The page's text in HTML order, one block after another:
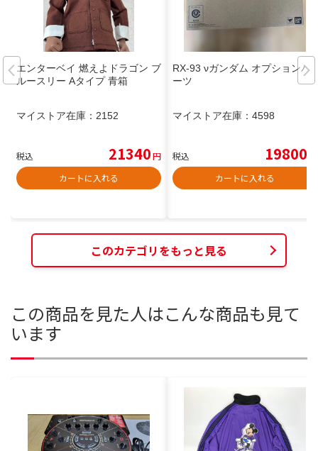
エンターベイ 燃えよドラゴン ブ
ルースリー Aタイプ 青箱
マイストア在庫： 2152
税込 21340円
カートに入れる
RX-93 νガンダム オプションパ
ーツ
マイストア在庫： 4598
税込 19800
カートに入れる
このカテゴリをもっと見る
この商品を見た人はこんな商品も見て
います